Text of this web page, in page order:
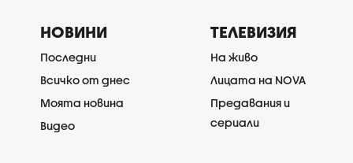
НОВИНИ
Последни
Всичко от днес
Моята новина
Видео
ТЕЛЕВИЗИЯ
На живо
Лицата на NOVA
Предавания и
сериали